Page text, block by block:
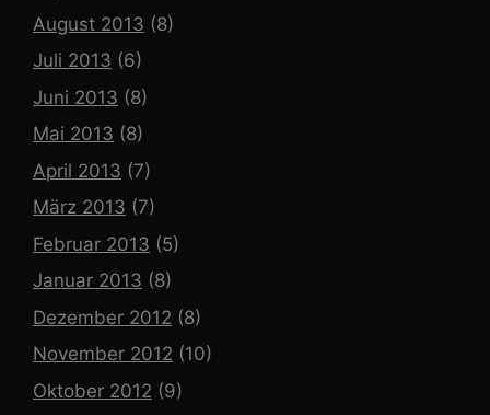
August 2013 (8)
Juli 2013 (6)
Juni 2013 (8)
Mai 2013 (8)
April 2013 (7)
März 2013 (7)
Februar 2013 (5)
Januar 2013 (8)
Dezember 2012 (8)
November 2012 (10)
Oktober 2012 (9)